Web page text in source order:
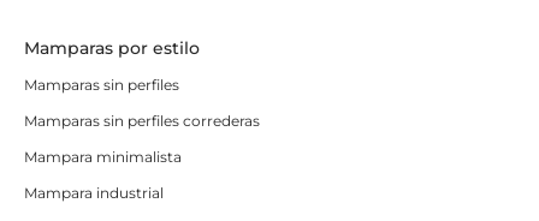
Mamparas por estilo
Mamparas sin perfiles
Mamparas sin perfiles correderas
Mampara minimalista
Mampara industrial